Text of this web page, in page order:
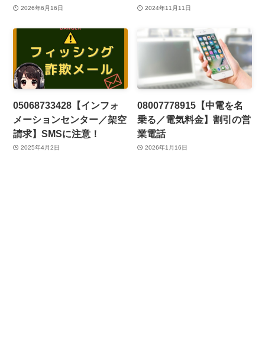
2026年6月16日 2024年11月11日
05068733428【インフォ
メーションセンター／架空
請求】SMSに注意！
2025年4月2日
08007778915【中電を名
乗る／電気料金】割引の営
業電話
2026年1月16日